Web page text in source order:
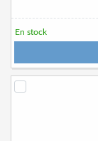
En stock